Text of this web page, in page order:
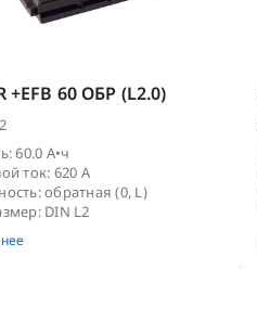
+EFB 60 ОБР (L2.0)
60.0 А•ч
ток: 620 А
обратная (0, L)
DIN L2